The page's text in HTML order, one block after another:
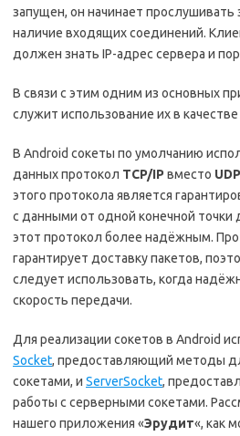
запущен, он начинает прослушивать
наличие входящих соединений.
должен знать IP-адрес сервера и
В связи с этим одним из основных
служит использование их в
В Android сокеты по умолчанию
данных протокол TCP/IP вместо UDP
этого протокола является
с данными от одной конечной точки
этот протокол более надёжным.
гарантирует доставку пакетов,
следует использовать, когда
скорость передачи.
Для реализации сокетов в Android
Socket, предоставляющий методы
сокетами, и ServerSocket,
работы с серверными сокетами.
нашего приложения «Эрудит«, как